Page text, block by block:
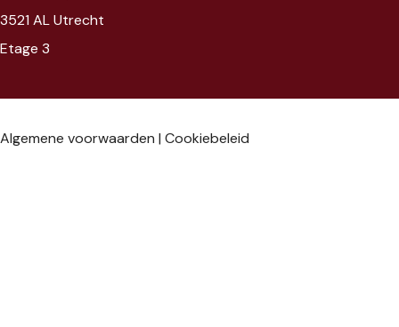
3521 AL Utrecht
Etage 3
Algemene voorwaarden | Cookiebeleid